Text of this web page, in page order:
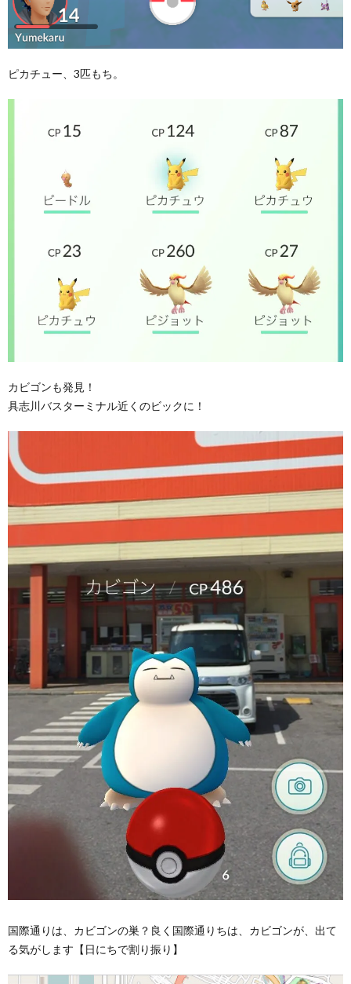
ピカチュー、3匹もち。
カビゴンも発見！
具志川バスターミナル近くのビックに！
国際通りは、カビゴンの巣？良く国際通りちは、カビゴンが、出て
る気がします【日にちで割り振り】